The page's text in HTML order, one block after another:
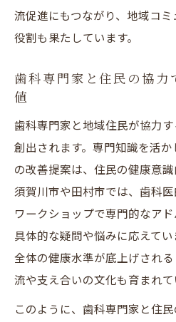
流促進にもつながり、地域コ
役割も果たしています。
歯科専門家と住民の協力
値
歯科専門家と地域住民が協力
創出されます。専門知識を活
の改善提案は、住民の健康意識
須賀川市や田村市では、歯科
ワークショップで専門的なア
具体的な疑問や悩みに応えて
全体の健康水準が底上げされ
流や支え合いの文化も育まれて
このように、歯科専門家と住